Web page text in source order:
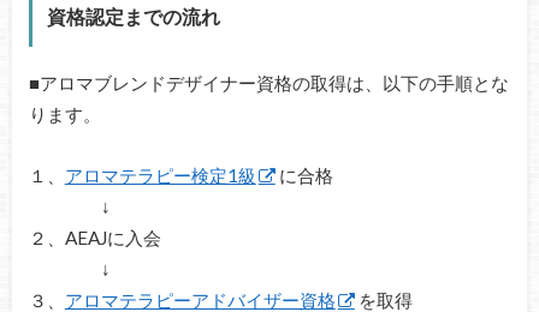
資格認定までの流れ
■アロマブレンドデザイナー資格の取得は、以下の手順とな
ります。
１、 アロマテラピー検定1級
に合格
↓
２、AEAJに入会
↓
３、 アロマテラピーアドバイザー資格
を取得